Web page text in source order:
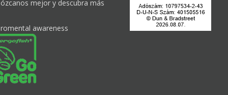
mejor y descubra más
awareness